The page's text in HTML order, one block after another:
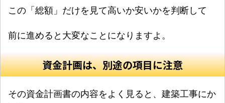
この「総額」だけを見て高いか安いかを判断して
前に進めると大変なことになりますよ。
資金計画は、別途の項目に注意
その資金計画書の内容をよく見ると、建築工事にか